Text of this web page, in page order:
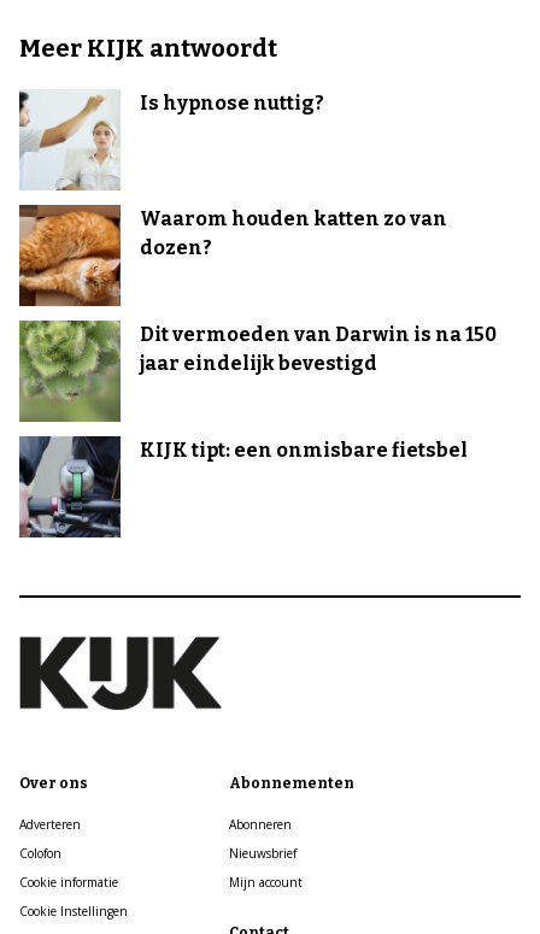
Meer KIJK antwoordt
Is hypnose nuttig?
Waarom houden katten zo van
dozen?
Dit vermoeden van Darwin is na 150
jaar eindelijk bevestigd
KIJK tipt: een onmisbare fietsbel
Over ons
Adverteren
Colofon
Cookie informatie
Cookie Instellingen
Abonnementen
Abonneren
Nieuwsbrief
Mijn account